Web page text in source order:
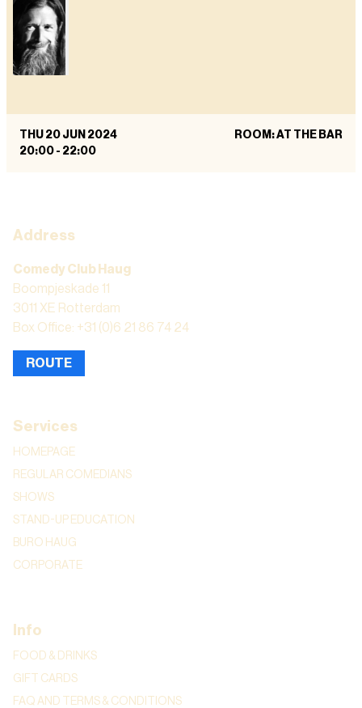
THU 20 JUN 2024
20:00 - 22:00
ROOM: AT THE BAR
Address
Comedy Club Haug
Boompjeskade 11
3011 XE Rotterdam
Box Office: +31 (0)6 21 86 74 24
ROUTE
Services
HOMEPAGE
REGULAR COMEDIANS
SHOWS
STAND-UP EDUCATION
BURO HAUG
CORPORATE
Info
FOOD & DRINKS
GIFT CARDS
FAQ AND TERMS & CONDITIONS